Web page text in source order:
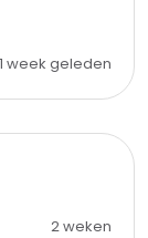
1 week geleden
2 weken